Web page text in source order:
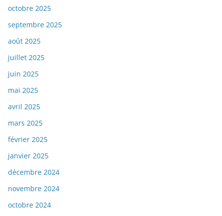
octobre 2025
septembre 2025
août 2025
juillet 2025
juin 2025
mai 2025
avril 2025
mars 2025
février 2025
janvier 2025
décembre 2024
novembre 2024
octobre 2024